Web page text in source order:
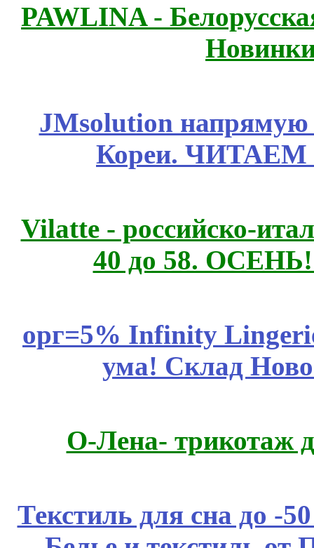
PAWLINA -
JMsolution
Кореи.
Vilatte - российско-
40 до 58.
орг=5% Infinity
ума! Склад
О-Лена- трикотаж
Текстиль для сна до